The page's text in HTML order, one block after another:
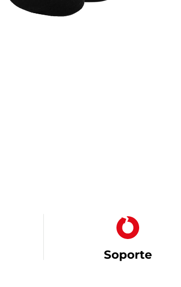
Soporte